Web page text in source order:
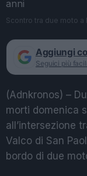
Scontro tra due moto a
Aggiungi
Seguici più
(Adnkronos) –
morti domenica
all’intersezione
Valco di San
bordo di due